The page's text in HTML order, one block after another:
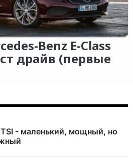
Benz E-Class
драйв (первые
TSI - маленький, мощный, но